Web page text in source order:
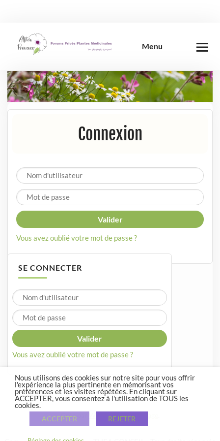
content
Menu
Connexion
Vous avez oublié votre mot de passe ?
SE CONNECTER
Vous avez oublié votre mot de passe ?
Crée par WordPressetCourage
Nous utilisons des cookies sur notre site pour vous offrir
l'expérience la plus pertinente en mémorisant vos
préférences et les visites répétées. En cliquant sur
ACCEPTER, vous consentez à l'utilisation de TOUS les
cookies.
ACCEPTER
REJETER